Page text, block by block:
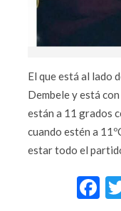
El que está al lado
Dembele y está
están a 11 grados
cuando estén a
estar todo el